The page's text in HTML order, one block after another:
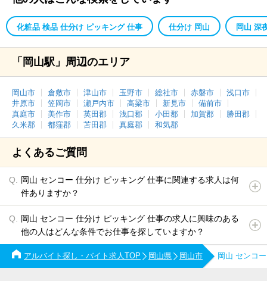
化粧品 検品 仕分け ピッキング 仕事 仕分け 岡山 岡山 深
「岡山駅」周辺のエリア
岡山市 倉敷市 津山市 玉野市 総社市 赤磐市
浅口市
井原市
笠岡市 瀬戸内市 高梁市 新見市
備前市
真庭市
美作市 英田郡 浅口郡 小田郡 加賀郡
勝田郡
久米郡
都窪郡 苫田郡 真庭郡 和気郡
よくあるご質問
岡山 センコー 仕分け ピッキング 仕事に関連する求人は何
件ありますか？
岡山 センコー 仕分け ピッキング 仕事の求人に興味のある
他の人はどんな条件でお仕事を探していますか？
アルバイト探し・バイト求人TOP 岡山県 岡山市 岡山 センコ